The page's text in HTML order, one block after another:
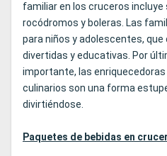
familiar en los cruceros
rocódromos y boleras. Las
para niños y adolescentes,
divertidas y educativas. Por
importante, las
culinarios son una forma
divirtiéndose.
Paquetes de bebidas en